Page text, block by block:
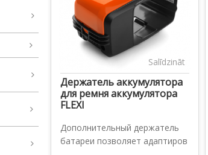
Salīdzināt
Держатель аккумулятора
для ремня аккумулятора
FLEXI
Дополнительный держатель
батареи позволяет адаптиров